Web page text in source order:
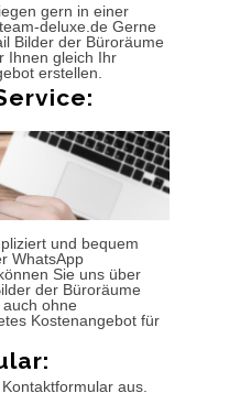
gern in einer
deluxe.de Gerne
Bilder der Büroräume
Ihnen gleich Ihr
erstellen.
und bequem
WhatsApp
Sie uns über
der Büroräume
ohne
Kostenangebot für
aus.